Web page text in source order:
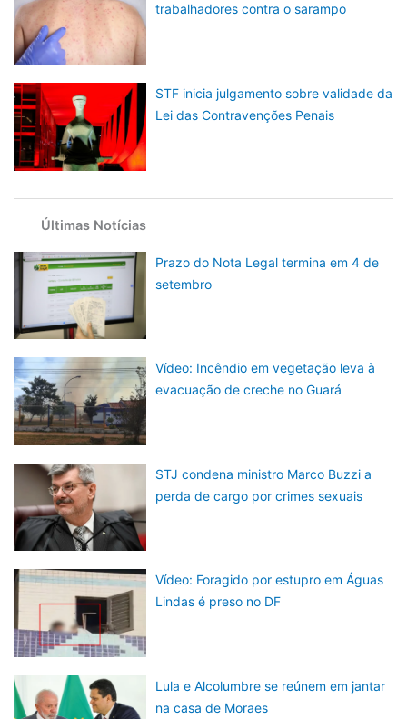
trabalhadores contra o sarampo
STF inicia julgamento sobre validade da
Lei das Contravenções Penais
Últimas Notícias
Prazo do Nota Legal termina em 4 de
setembro
Vídeo: Incêndio em vegetação leva à
evacuação de creche no Guará
STJ condena ministro Marco Buzzi a
perda de cargo por crimes sexuais
Vídeo: Foragido por estupro em Águas
Lindas é preso no DF
Lula e Alcolumbre se reúnem em jantar
na casa de Moraes